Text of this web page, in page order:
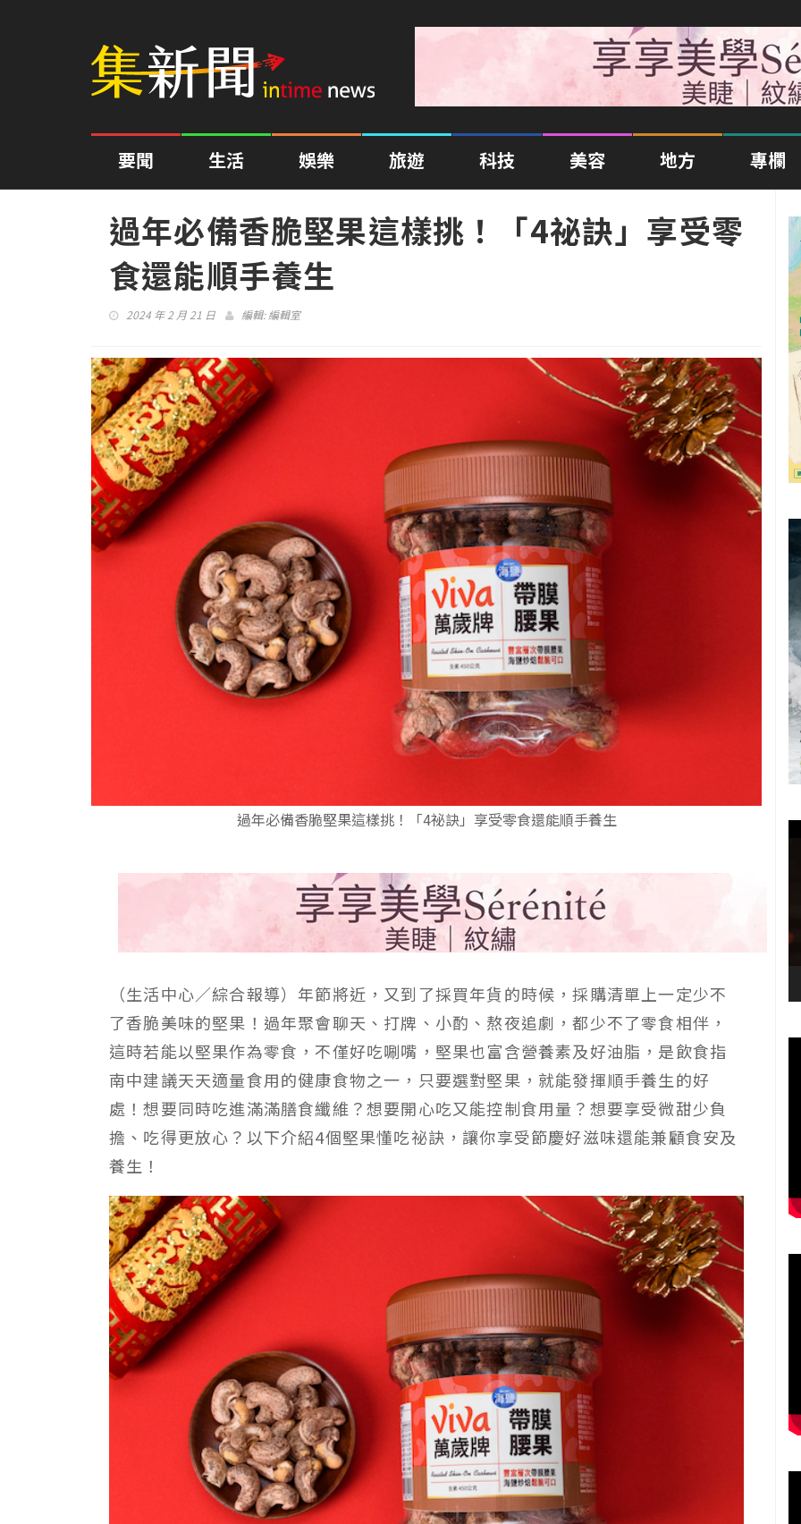
要聞 生活 娛樂 旅遊 科技 美容 地方 專欄
過年必備香脆堅果這樣挑！「4祕訣」享受零
食還能順手養生
2024 年 2 月 21 日 編輯:編輯室
過年必備香脆堅果這樣挑！「4祕訣」享受零食還能順手養生
（生活中心／綜合報導）年節將近，又到了採買年貨的時候，採購清單上一定少不
了香脆美味的堅果！過年聚會聊天、打牌、小酌、熬夜追劇，都少不了零食相伴，
這時若能以堅果作為零食，不僅好吃唰嘴，堅果也富含營養素及好油脂，是飲食指
南中建議天天適量食用的健康食物之一，只要選對堅果，就能發揮順手養生的好
處！想要同時吃進滿滿膳食纖維？想要開心吃又能控制食用量？想要享受微甜少負
擔、吃得更放心？以下介紹4個堅果懂吃祕訣，讓你享受節慶好滋味還能兼顧食安及
養生！